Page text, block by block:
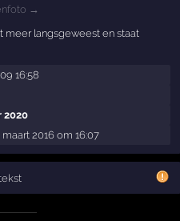
→
meer langsgeweest en staat
16:58
2020
2016 om 16:07